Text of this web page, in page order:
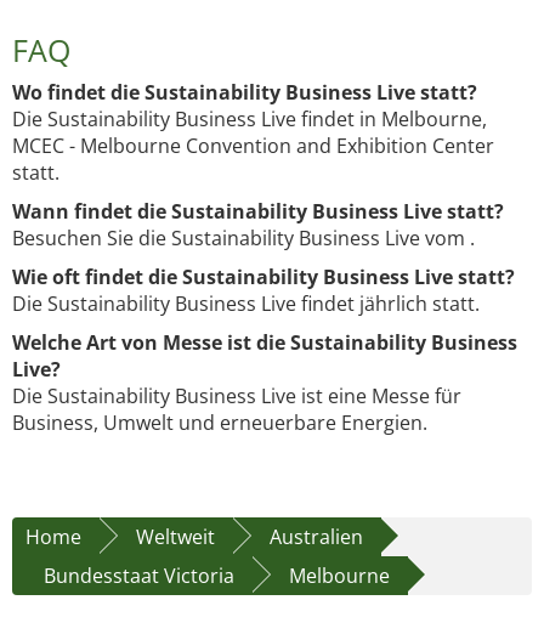
FAQ
Wo findet die Sustainability Business Live statt?
Die Sustainability Business Live findet in Melbourne,
MCEC - Melbourne Convention and Exhibition Center
statt.
Wann findet die Sustainability Business Live statt?
Besuchen Sie die Sustainability Business Live vom .
Wie oft findet die Sustainability Business Live statt?
Die Sustainability Business Live findet jährlich statt.
Welche Art von Messe ist die Sustainability Business
Live?
Die Sustainability Business Live ist eine Messe für
Business, Umwelt und erneuerbare Energien.
Home Weltweit
Australien
Bundesstaat Victoria
Melbourne